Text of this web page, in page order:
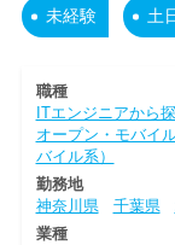
未経験 土
職種
ITエンジニアから
オープン・モバイル
バイル系）
勤務地
神奈川県
千葉県
業種